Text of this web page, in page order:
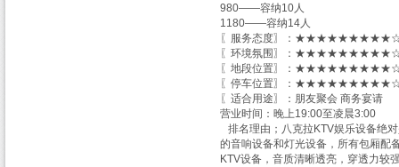
980——容纳10人
1180——容纳14人
〖服务态度〗：
〖环境氛围〗：
〖地段位置〗：
〖停车位置〗：
〖适合用途〗：朋友聚会 商务宴请
营业时间：晚上19:00至凌晨3:00
排名理由；八克拉KTV娱乐设备绝
的音响设备和灯光设备，所有包厢配
KTV设备，音质清晰透亮，穿透力较